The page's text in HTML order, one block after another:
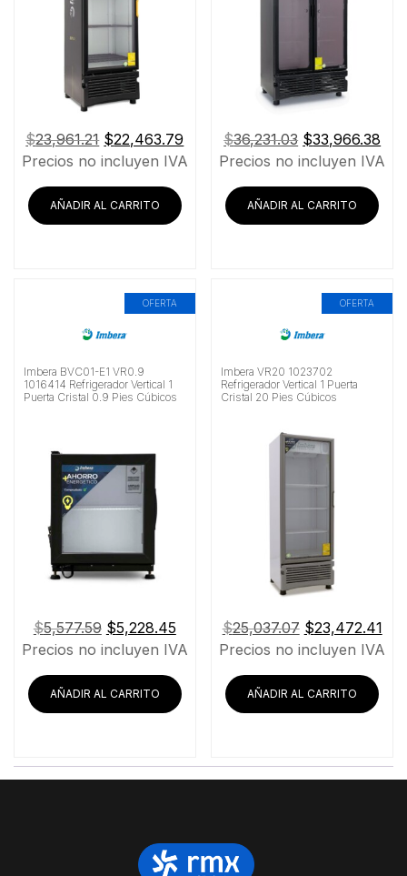
$23,961.21 El
precio
era:
$23,961.21.
$22,463.79
precio
$22,463.79.
Precios no incluyen IVA
AÑADIR AL CARRITO
$36,231.03 El
precio
era:
$36,231.03.
$33,966.38
Precios no incluyen IVA
AÑADIR AL CARRITO
OFERTA
Imbera BVC01-E1 VR0.9
1016414 Refrigerador Vertical 1
Puerta Cristal 0.9 Pies Cúbicos
$5,577.59 El
precio
original
era:
$5,577.59.
$5,228.45El
precio
es:
$5,228.45.
Precios no incluyen IVA
AÑADIR AL CARRITO
OFERTA
Imbera VR20 1023702
Refrigerador Vertical 1 Puerta
Cristal 20 Pies Cúbicos
$25,037.07 El
precio
original
era:
$25,037.07.
$23,472.41El
Precios no incluyen IVA
AÑADIR AL CARRITO